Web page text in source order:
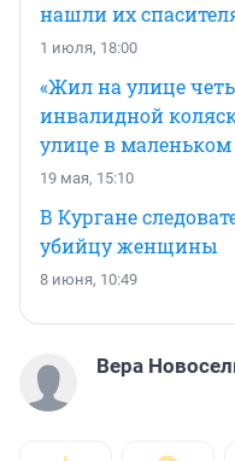
нашли их
1 июля, 18:00
«Жил на улице
инвалидной
улице в маленьком
19 мая, 15:10
В Кургане
убийцу женщины
8 июня, 10:49
Вера